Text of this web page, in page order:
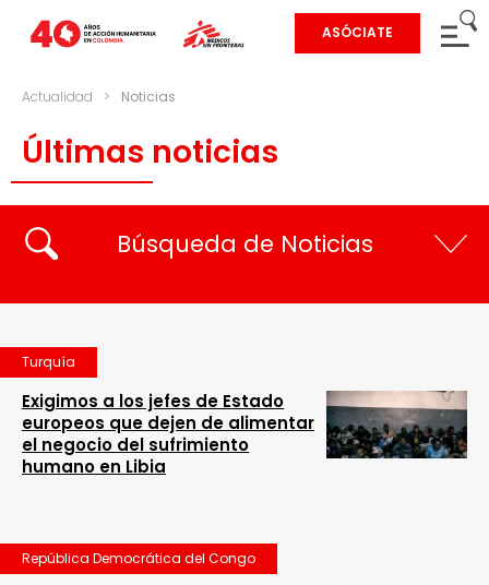
ASÓCIATE
Actualidad > Noticias
Últimas noticias
Búsqueda de Noticias
Turquía
Exigimos a los jefes de Estado
europeos que dejen de alimentar
el negocio del sufrimiento
humano en Libia
República Democrática del Congo